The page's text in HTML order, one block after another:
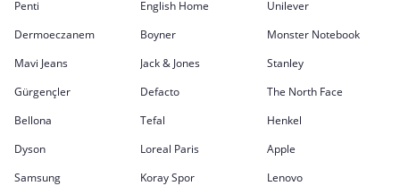
Penti English Home
Unilever
Dermoeczanem
Boyner
Monster Notebook
Mavi Jeans
Jack & Jones
Stanley
Gürgençler
Defacto
The North Face
Bellona
Tefal
Henkel
Dyson
Loreal Paris
Apple
Samsung
Koray Spor
Lenovo